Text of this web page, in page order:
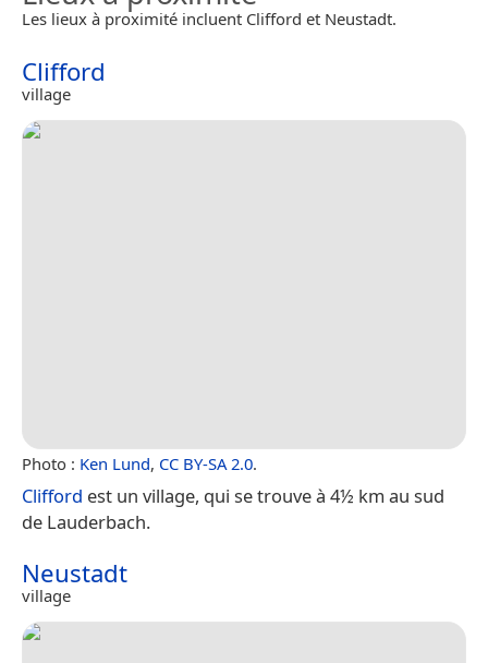
Les lieux à proximité incluent Clifford et Neustadt.
Clifford
village
Photo : Ken Lund, CC BY-SA 2.0.
Clifford est un village, qui se trouve à 4½ km au sud
de Lauderbach.
Neustadt
village